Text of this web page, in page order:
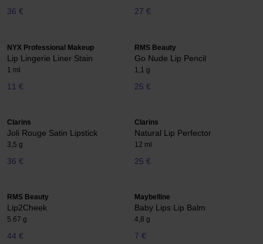
36 € 27 €
NYX Professional Makeup
Lip Lingerie Liner Stain
1 ml
11 €
RMS Beauty
Go Nude Lip Pencil
1,1 g
25 €
Clarins
Joli Rouge Satin Lipstick
3,5 g
36 €
Clarins
Natural Lip Perfector
12 ml
25 €
RMS Beauty
Lip2Cheek
5.67 g
44 €
Maybelline
Baby Lips Lip Balm
4,8 g
7 €